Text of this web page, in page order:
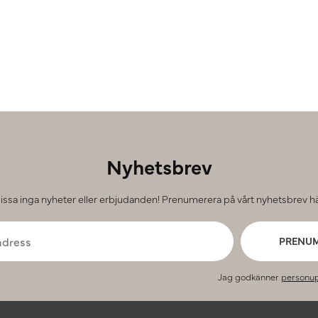
Nyhetsbrev
inga nyheter eller erbjudanden! Prenumerera på vårt nyhetsbrev
Jag godkänner